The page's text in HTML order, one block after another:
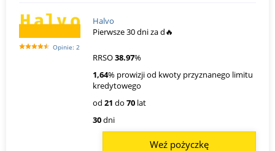
Opinie: 2
Halvo
Pierwsze 30 dni za d🔥
RRSO38.97%
1,64% prowizji od kwoty przyznanego limitu
kredytowego
od 21 do 70 lat
30dni
Weź pożyczkę